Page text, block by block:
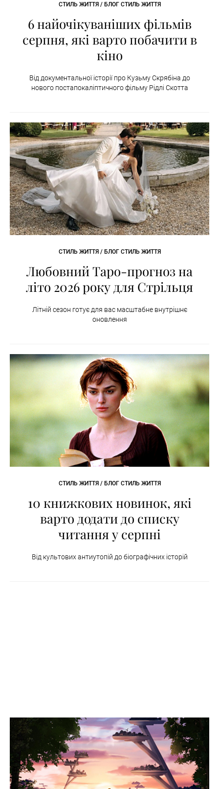
СТИЛЬ ЖИТТЯ / БЛОГ СТИЛЬ ЖИТТЯ
6 найочікуваніших фільмів
серпня, які варто побачити в
кіно
Від документальної історії про Кузьму Скрябіна до
нового постапокаліптичного фільму Рідлі Скотта
СТИЛЬ ЖИТТЯ / БЛОГ СТИЛЬ ЖИТТЯ
Любовний Таро-прогноз на
літо 2026 року для Стрільця
Літній сезон готує для вас масштабне внутрішнє
оновлення
СТИЛЬ ЖИТТЯ / БЛОГ СТИЛЬ ЖИТТЯ
10 книжкових новинок, які
варто додати до списку
читання у серпні
Від культових антиутопій до біографічних історій